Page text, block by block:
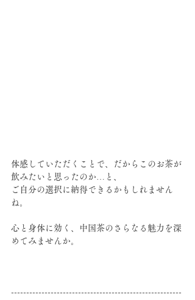
体感していただくことで、だからこのお茶が
飲みたいと思ったのか…と、
ご自分の選択に納得できるかもしれません
ね。
心と身体に効く、中国茶のさらなる魅力を深
めてみませんか。
--------------------------------------------------------